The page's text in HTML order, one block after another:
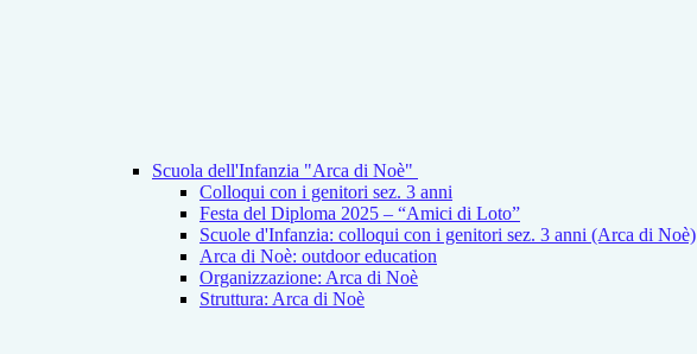
Scuola dell'Infanzia "Arca di Noè"
Colloqui con i genitori sez. 3 anni
Festa del Diploma 2025 – “Amici di Loto”
Scuole d'Infanzia: colloqui con i genitori sez. 3 anni (Arca di Noè)
Arca di Noè: outdoor education
Organizzazione: Arca di Noè
Struttura: Arca di Noè